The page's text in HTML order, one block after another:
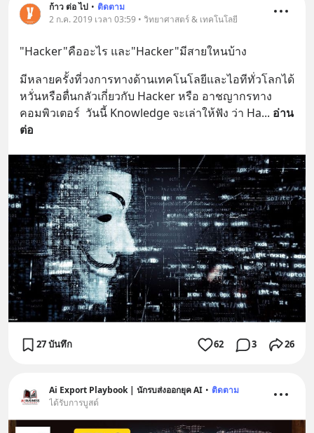
ก้าว ต่อ ไป • ติดตาม
2 ก.ค. 2019 เวลา 03:59 • วิทยาศาสตร์ & เทคโนโลยี
"Hacker"คืออะไร และ"Hacker"มีสายใหนบ้าง
มีหลายครั้งที่วงการทางด้านเทคโนโลยีและไอทีทั่วโลกได้
หวั่นหรือตื่นกลัวเกี่ยวกับ Hacker หรือ อาชญากรทาง
คอมพิวเตอร์  วันนี้ Knowledge จะเล่าให้ฟัง ว่า Ha... อ่าน
ต่อ
27 บันทึก 62 3 26
Ai Export Playbook | นักรบส่งออกยุค AI • ติดตาม
ได้รับการบูสต์